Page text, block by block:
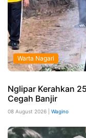
Warta Nagari
Nglipar Kerahkan
Cegah Banjir
08 August 2026 | Wagino